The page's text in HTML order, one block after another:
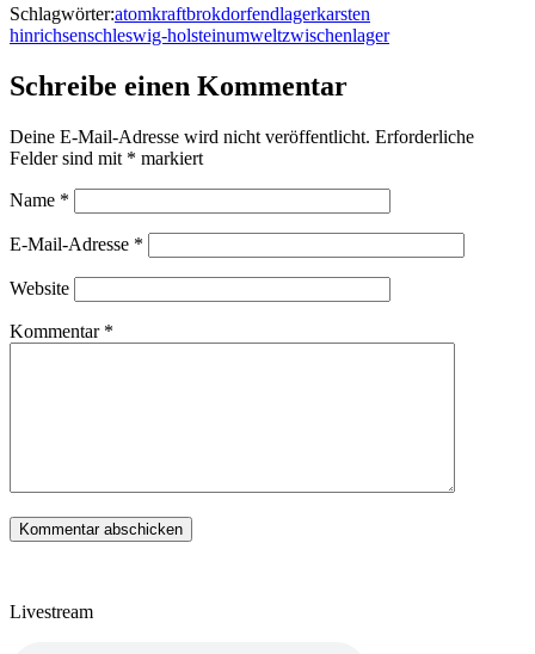
Schlagwörter:atomkraftbrokdorfendlagerkarsten
hinrichsenschleswig-holsteinumweltzwischenlager
Schreibe einen Kommentar
Deine E-Mail-Adresse wird nicht veröffentlicht. Erforderliche
Felder sind mit * markiert
Name *
E-Mail-Adresse *
Website
Kommentar *
Livestream